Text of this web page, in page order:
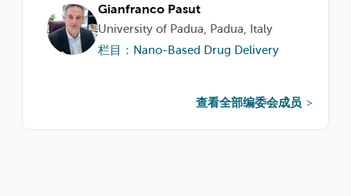
Gianfranco Pasut
University of Padua, Padua, Italy
栏目：Nano-Based Drug Delivery
查看全部编委会成员